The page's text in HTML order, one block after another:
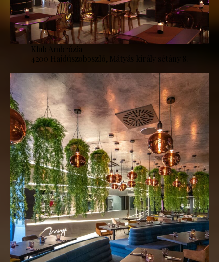
Klub Ambrózia
4200 Hajdúszoboszló, Mátyás király sétány 8.